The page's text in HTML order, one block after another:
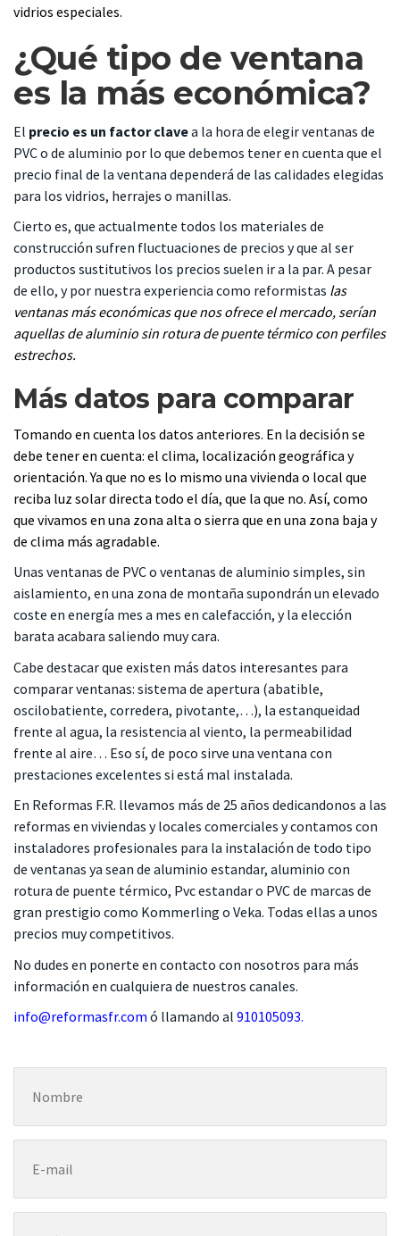
vidrios especiales.
¿Qué tipo de ventana
es la más económica?
El precio es un factor clavea la hora de elegir ventanas de
PVC o de aluminio por lo que debemos tener en cuenta que el
precio final de la ventana dependerá de las calidades elegidas
para los vidrios, herrajes o manillas.
Cierto es, que actualmente todos los materiales de
construcción sufren fluctuaciones de precios y que al ser
productos sustitutivos los precios suelen ir a la par. A pesar
de ello, y por nuestra experiencia como reformistas las
ventanas más económicas que nos ofrece el mercado, serían
aquellas de aluminio sin rotura de puente térmico con perfiles
estrechos.
Más datos para comparar
Tomando en cuenta los datos anteriores. En la decisión se
debe tener en cuenta: el clima, localización geográfica y
orientación. Ya que no es lo mismo una vivienda o local que
reciba luz solar directa todo el día, que la que no. Así, como
que vivamos en una zona alta o sierra que en una zona baja y
de clima más agradable.
Unas ventanas de PVC o ventanas de aluminio simples, sin
aislamiento, en una zona de montaña supondrán un elevado
coste en energía mes a mes en calefacción, y la elección
barata acabara saliendo muy cara.
Cabe destacar que existen más datos interesantes para
comparar ventanas: sistema de apertura (abatible,
oscilobatiente, corredera, pivotante,…), la estanqueidad
frente al agua, la resistencia al viento, la permeabilidad
frente al aire… Eso sí, de poco sirve una ventana con
prestaciones excelentes si está mal instalada.
En Reformas F.R. llevamos más de 25 años dedicandonos a las
reformas en viviendas y locales comerciales y contamos con
instaladores profesionales para la instalación de todo tipo
de ventanas ya sean de aluminio estandar, aluminio con
rotura de puente térmico, Pvc estandar o PVC de marcas de
gran prestigio como Kommerling o Veka. Todas ellas a unos
precios muy competitivos.
No dudes en ponerte en contacto con nosotros para más
información en cualquiera de nuestros canales.
info@reformasfr.com ó llamando al 910105093.